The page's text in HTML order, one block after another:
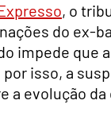
, o
do ex-
impede que
isso, a
a evolução